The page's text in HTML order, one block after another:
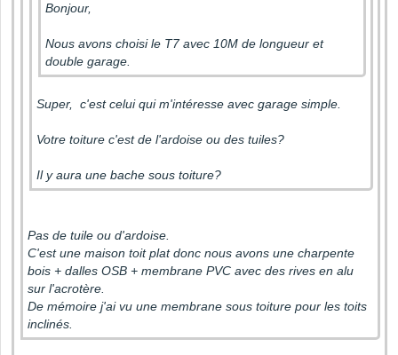
Bonjour,
Nous avons choisi le T7 avec 10M de longueur et
double garage.
Super, c'est celui qui m'intéresse avec garage simple.
Votre toiture c'est de l'ardoise ou des tuiles?
Il y aura une bache sous toiture?
Pas de tuile ou d'ardoise.
C'est une maison toit plat donc nous avons une charpente
bois + dalles OSB + membrane PVC avec des rives en alu
sur l'acrotère.
De mémoire j'ai vu une membrane sous toiture pour les toits
inclinés.